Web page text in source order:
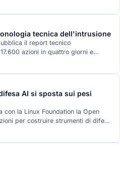
tecnica dell'intrusione
il report tecnico
azioni in quattro giorni e
credenziale condivisa legata a
AI si sposta sui pesi
con la Linux Foundation la Open
per costruire strumenti di difesa
al centro. L'argomento
davvero sul tavolo, quali iniziative